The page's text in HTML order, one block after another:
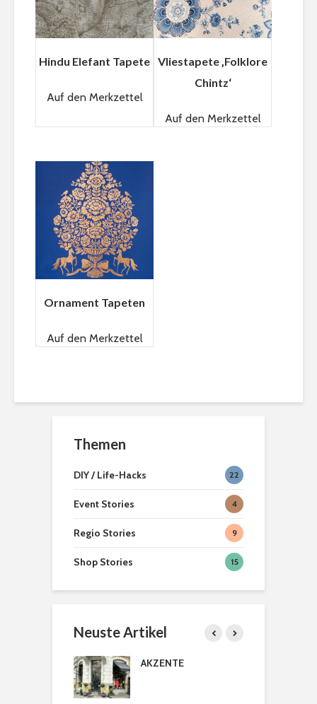
Hindu Elefant Tapete
Auf den Merkzettel
Vliestapete ‚Folklore
Chintz‘
Auf den Merkzettel
Ornament Tapeten
Auf den Merkzettel
Themen
DIY / Life-Hacks 22
Event Stories 4
Regio Stories 9
Shop Stories 15
Neuste Artikel
AKZENTE